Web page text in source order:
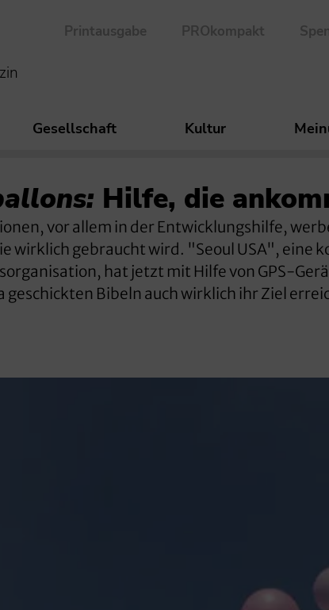
Printausgabe PROkompakt
Gesellschaft Kultur
Hilfe, die
vor allem in der Entwicklungshilfe,
wirklich gebraucht wird. "Seoul USA", eine
hat jetzt mit Hilfe von GPS-
geschickten Bibeln auch wirklich ihr Ziel